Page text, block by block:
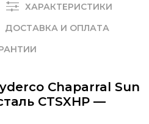
ХАРАКТЕРИСТИКИ
ДОСТАВКА И ОПЛАТА
Chaparral Sun
CTSXHP —